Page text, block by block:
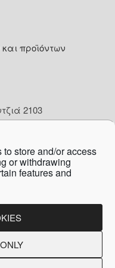
store and/or access
or withdrawing
features and
προϊόντων
2103
Net